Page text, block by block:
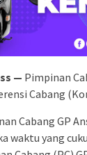
— Pimpinan
Cabang
Cabang GP
waktu yang